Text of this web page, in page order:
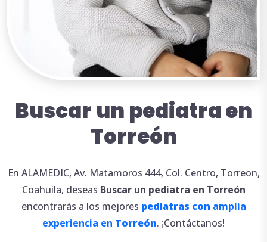
Buscar un pediatra en
Torreón
En ALAMEDIC, Av. Matamoros 444, Col. Centro, Torreon,
Coahuila, deseas Buscar un pediatra en Torreón
encontrarás a los mejores pediatras con amplia
experiencia en Torreón. ¡Contáctanos!